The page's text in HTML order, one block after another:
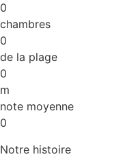
0
chambres
0
de la plage
0
m
note moyenne
0
Notre histoire